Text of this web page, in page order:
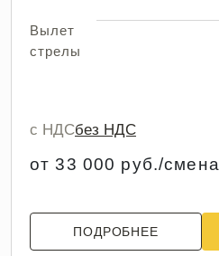
Вылет
стрелы
с НДСбез НДС
от 33 000 руб./смена
ПОДРОБНЕЕ